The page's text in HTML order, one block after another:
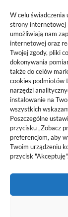
W celu świadczenia
strony internetowej
umożliwiają nam
internetowej oraz
Twojej zgody, pliki
dokonywania
także do celów
cookies podmiotów
narzędzi
instalowanie na
wszystkich
Poszczególne
przycisku „Zobacz
preferencjom, aby
Twoim urządzeniu
przycisk
remontu: jak
po cenie
2026-06-10
Projekty
pozyjonowanie